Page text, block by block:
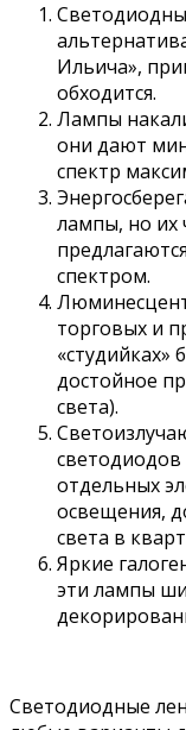
Ильича»,
обходится.
Лампы
они дают
спектр
лампы, но их
спектром.
торговых и
«студийках»
достойное
света).
отдельных
освещения,
света в
Яркие
эти лампы
Светодиодные